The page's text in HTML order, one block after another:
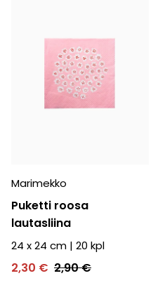
Marimekko
Puketti roosa
lautasliina
24 x 24 cm | 20 kpl
2,30 € 2,90 €